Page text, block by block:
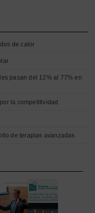
de calor
pasan del 12% al 77% en
la competitividad
de terapias avanzadas